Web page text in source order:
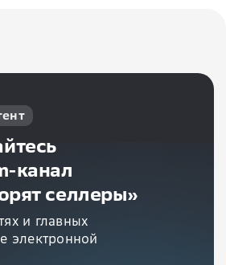
канал
селлеры»
и главных
электронной